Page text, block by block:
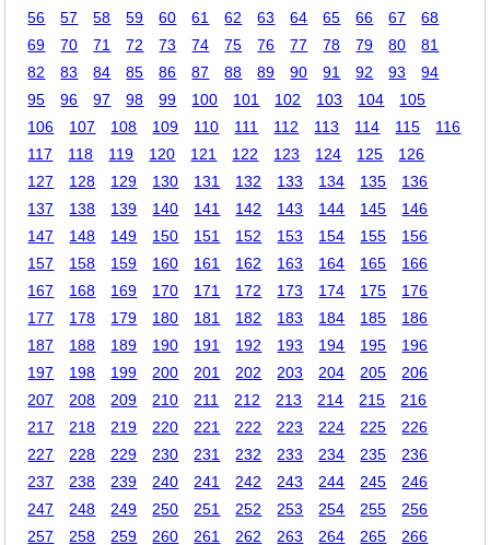
56
57 58 59 60 61 62 63 64 65 66 67
68
69
70 71 72 73 74 75 76 77 78 79 80
81
82
83 84 85 86 87 88 89 90 91 92 93
94
95
96 97 98 99 100 101 102 103 104
105
106
107 108 109 110 111 112 113 114 115
116
117
118 119 120 121 122 123 124 125
126
127
128 129 130 131 132 133 134 135
136
137
138 139 140 141 142 143 144 145
146
147
148 149 150 151 152 153 154 155
156
157
158 159 160 161 162 163 164 165
166
167
168 169 170 171 172 173 174 175
176
177
178 179 180 181 182 183 184 185
186
187
188 189 190 191 192 193 194 195
196
197
198 199 200 201 202 203 204 205
206
207
208 209 210 211 212 213 214 215
216
217
218 219 220 221 222 223 224 225
226
227
228 229 230 231 232 233 234 235
236
237
238 239 240 241 242 243 244 245
246
247
248 249 250 251 252 253 254 255
256
257
258 259 260 261 262 263 264 265 266